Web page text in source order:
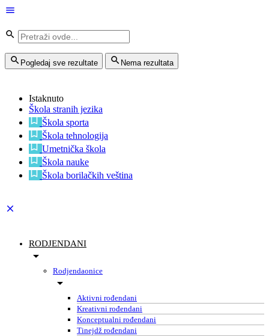
Pogledaj sve rezultate Nema rezultata
Istaknuto
Škola stranih jezika
Škola sporta
Škola tehnologija
Umetnička škola
Škola nauke
Škola borilačkih veština
RODJENDANI
Rodjendaonice
Aktivni rođendani
Kreativni rođendani
Konceptualni rođendani
Tinejdž rođendani